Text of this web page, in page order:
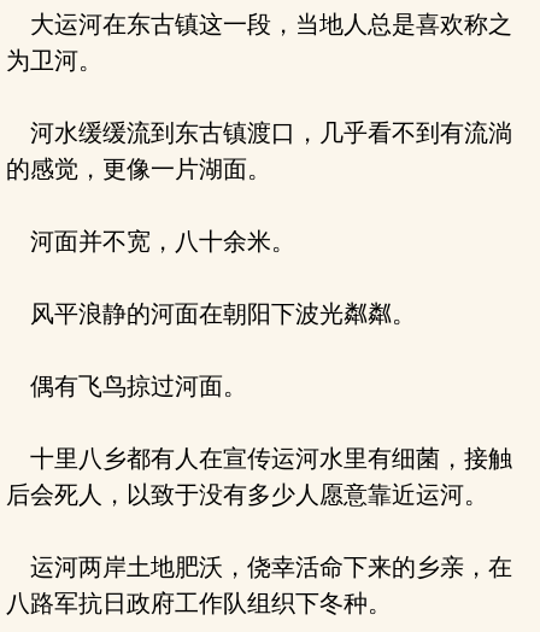
大运河在东古镇这一段，当地人总是喜欢称之
为卫河。
河水缓缓流到东古镇渡口，几乎看不到有流淌
的感觉，更像一片湖面。
河面并不宽，八十余米。
风平浪静的河面在朝阳下波光粼粼。
偶有飞鸟掠过河面。
十里八乡都有人在宣传运河水里有细菌，接触
后会死人，以致于没有多少人愿意靠近运河。
运河两岸土地肥沃，侥幸活命下来的乡亲，在
八路军抗日政府工作队组织下冬种。